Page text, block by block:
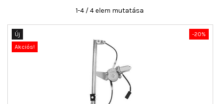
1-4 / 4 elem mutatása
-20%
Új
Akciós!